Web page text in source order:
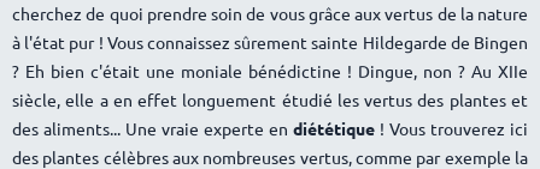
cherchez de quoi prendre soin de vous grâce aux vertus de la nature
à l'état pur ! Vous connaissez sûrement sainte Hildegarde de Bingen
? Eh bien c'était une moniale bénédictine ! Dingue, non ? Au XIIe
siècle, elle a en effet longuement étudié les vertus des plantes et
des aliments... Une vraie experte en diététique ! Vous trouverez ici
des plantes célèbres aux nombreuses vertus, comme par exemple la